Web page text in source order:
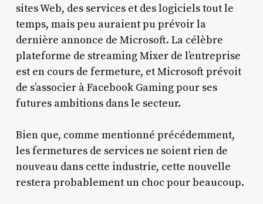
sites Web, des services et des logiciels tout le
temps, mais peu auraient pu prévoir la
dernière annonce de Microsoft. La célèbre
plateforme de streaming Mixer de l’entreprise
est en cours de fermeture, et Microsoft prévoit
de s’associer à Facebook Gaming pour ses
futures ambitions dans le secteur.
Bien que, comme mentionné précédemment,
les fermetures de services ne soient rien de
nouveau dans cette industrie, cette nouvelle
restera probablement un choc pour beaucoup.